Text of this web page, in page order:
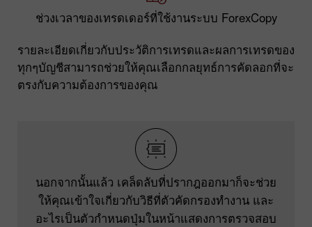
ช่วงเวลาของเทรดเดอร์ที่ใช้งานระบบ ForexCopy
รายละเอียดเกี่ยวกับประวัติการเทรดและผลการเทรดของ
ทุกๆบัญชีสามารถช่วยให้คุณเลือกกลยุทธ์การคัดลอกที่จะ
ตรงกับความต้องการของคุณ
นอกจากนั้นแล้ว เคล็ดลับที่ปรากฎออกมาก็จะช่วย
ให้คุณเข้าใจเกี่ยวกับวิธีที่ตัวคัดกรองทำงาน และ
อะไรเป็นตัวกำหนดปุ่มในหน้าแสดงการตรวจสอบ